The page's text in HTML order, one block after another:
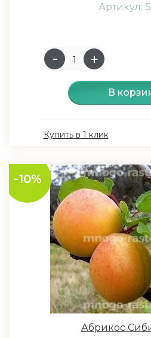
Артикул:
В
Купить в 1 клик
-10%
Абрикос